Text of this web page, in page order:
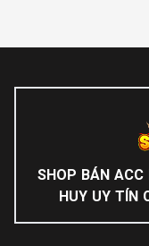
SHOP BÁN ACC
HUY UY TÍN